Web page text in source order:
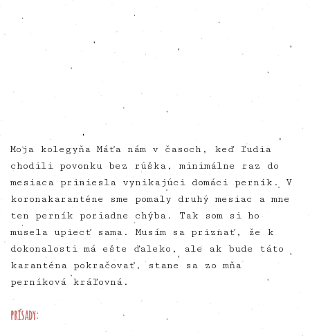
Moja kolegyňa Máťa nám v časoch, keď ľudia
chodili povonku bez rúška, minimálne raz do
mesiaca priniesla vynikajúci domáci perník. V
koronakaranténe sme pomaly druhý mesiac a mne
ten perník poriadne chýba. Tak som si ho
musela upiecť sama. Musím sa priznať, že k
dokonalosti má ešte ďaleko, ale ak bude táto
karanténa pokračovať, stane sa zo mňa
perníková kráľovná.
prísady: